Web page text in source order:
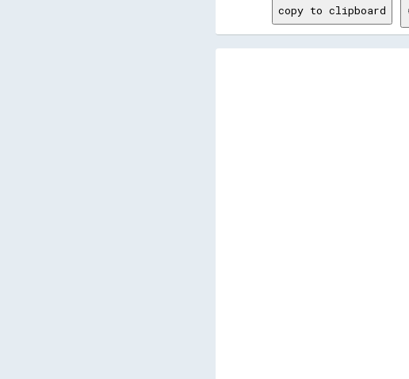
copy to clipboard